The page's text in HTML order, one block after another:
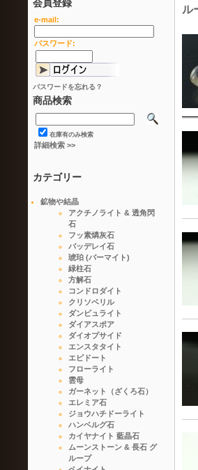
会員登録
e-mail:
パスワード:
パスワードを忘れる？
商品検索
在庫有のみ検索
詳細検索 >>
カテゴリー
鉱物や結晶
アクチノライト & 透角閃
石
フッ素燐灰石
バッデレイ石
琥珀 (バーマイト)
緑柱石
方解石
コンドロダイト
クリソベリル
ダンビュライト
ダイアスポア
ダイオプサイド
エンスタタイト
エピドート
フローライト
雲母
ガーネット（ざくろ石）
エレミア石
ジョウハチドーライト
ハンベルグ石
カイヤナイト 藍晶石
ムーンストーン & 長石 グ
ループ
ル